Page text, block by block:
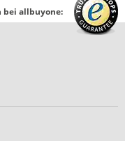
bei allbuyone: